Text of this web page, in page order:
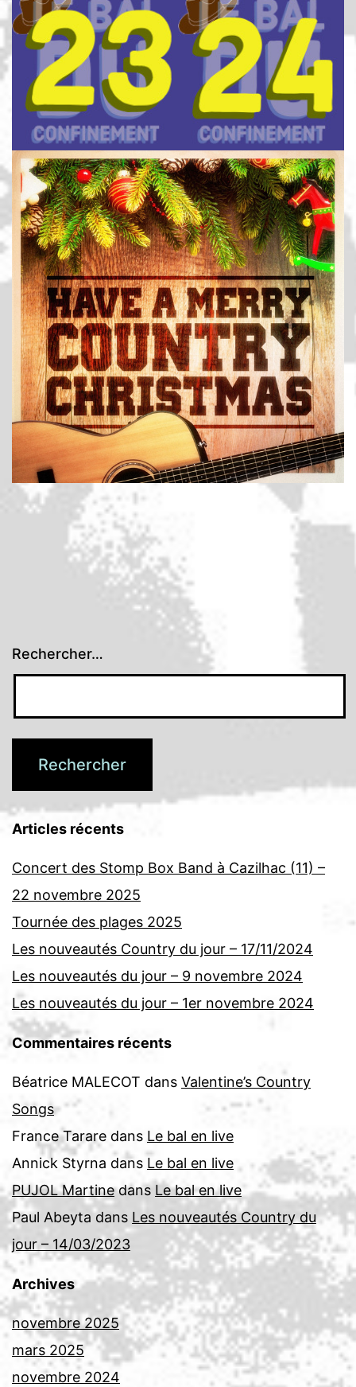
Rechercher…
Articles récents
Concert des Stomp Box Band à Cazilhac (11) –
22 novembre 2025
Tournée des plages 2025
Les nouveautés Country du jour – 17/11/2024
Les nouveautés du jour – 9 novembre 2024
Les nouveautés du jour – 1er novembre 2024
Commentaires récents
Béatrice MALECOT dans Valentine’s Country
Songs
France Tarare dans Le bal en live
Annick Styrna dans Le bal en live
PUJOL Martinedans Le bal en live
Paul Abeyta dans Les nouveautés Country du
jour – 14/03/2023
Archives
novembre 2025
mars 2025
novembre 2024